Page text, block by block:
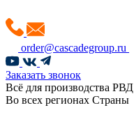
order@cascadegroup.ru
Заказать звонок
Всё для производства РВД
Во всех регионах Страны